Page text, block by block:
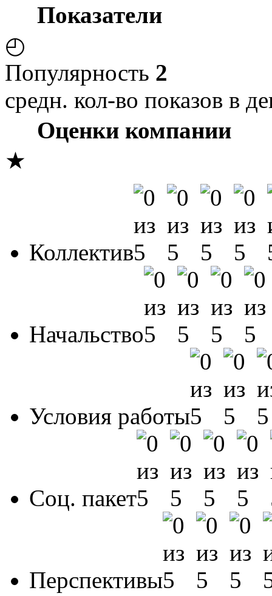
Показатели
◴
Популярность 2
средн. кол-во показов в
Оценки компании
★
Коллектив
Начальство
Условия работы
Соц. пакет
Перспективы